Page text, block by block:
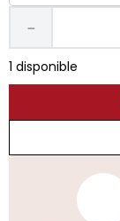
－
1 disponible